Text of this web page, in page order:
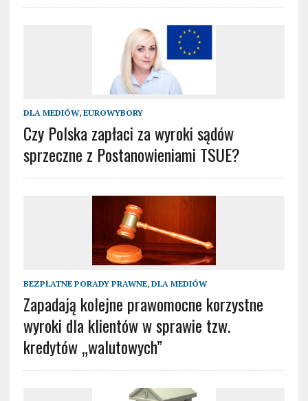
DLA MEDIÓW, EUROWYBORY
Czy Polska zapłaci za wyroki sądów
sprzeczne z Postanowieniami TSUE?
BEZPŁATNE PORADY PRAWNE, DLA MEDIÓW
Zapadają kolejne prawomocne korzystne
wyroki dla klientów w sprawie tzw.
kredytów „walutowych”